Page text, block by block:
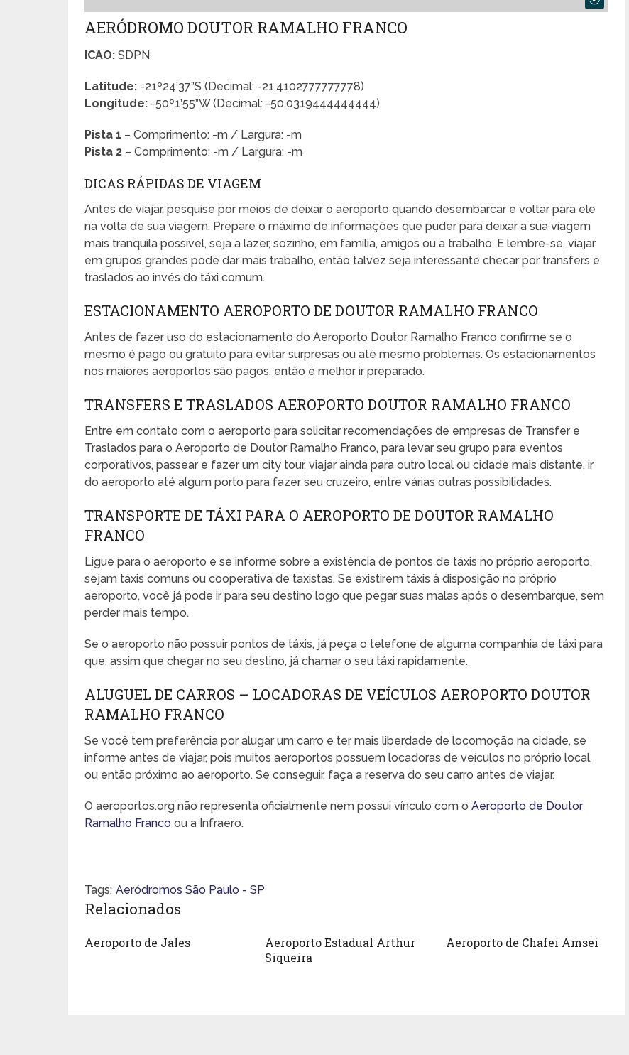
AERÓDROMO DOUTOR RAMALHO FRANCO
ICAO: SDPN
Latitude: -21º24’37”S (Decimal: -21.4102777777778)
Longitude: -50º1’55”W (Decimal: -50.0319444444444)
Pista 1 – Comprimento: -m / Largura: -m
Pista 2 – Comprimento: -m / Largura: -m
DICAS RÁPIDAS DE VIAGEM
Antes de viajar, pesquise por meios de deixar o aeroporto quando desembarcar e voltar para ele
na volta de sua viagem. Prepare o máximo de informações que puder para deixar a sua viagem
mais tranquila possível, seja a lazer, sozinho, em família, amigos ou a trabalho. E lembre-se, viajar
em grupos grandes pode dar mais trabalho, então talvez seja interessante checar por transfers e
traslados ao invés do táxi comum.
ESTACIONAMENTO AEROPORTO DE DOUTOR RAMALHO FRANCO
Antes de fazer uso do estacionamento do Aeroporto Doutor Ramalho Franco confirme se o
mesmo é pago ou gratuito para evitar surpresas ou até mesmo problemas. Os estacionamentos
nos maiores aeroportos são pagos, então é melhor ir preparado.
TRANSFERS E TRASLADOS AEROPORTO DOUTOR RAMALHO FRANCO
Entre em contato com o aeroporto para solicitar recomendações de empresas de Transfer e
Traslados para o Aeroporto de Doutor Ramalho Franco, para levar seu grupo para eventos
corporativos, passear e fazer um city tour, viajar ainda para outro local ou cidade mais distante, ir
do aeroporto até algum porto para fazer seu cruzeiro, entre várias outras possibilidades.
TRANSPORTE DE TÁXI PARA O AEROPORTO DE DOUTOR RAMALHO
FRANCO
Ligue para o aeroporto e se informe sobre a existência de pontos de táxis no próprio aeroporto,
sejam táxis comuns ou cooperativa de taxistas. Se existirem táxis à disposição no próprio
aeroporto, você já pode ir para seu destino logo que pegar suas malas após o desembarque, sem
perder mais tempo.
Se o aeroporto não possuir pontos de táxis, já peça o telefone de alguma companhia de táxi para
que, assim que chegar no seu destino, já chamar o seu táxi rapidamente.
ALUGUEL DE CARROS – LOCADORAS DE VEÍCULOS AEROPORTO DOUTOR
RAMALHO FRANCO
Se você tem preferência por alugar um carro e ter mais liberdade de locomoção na cidade, se
informe antes de viajar, pois muitos aeroportos possuem locadoras de veículos no próprio local,
ou então próximo ao aeroporto. Se conseguir, faça a reserva do seu carro antes de viajar.
O aeroportos.org não representa oficialmente nem possui vínculo com oAeroporto de Doutor
Ramalho Franco ou a Infraero.
Tags: Aeródromos São Paulo - SP
Relacionados
Aeroporto de Jales
Aeroporto Estadual Arthur
Siqueira
Aeroporto de Chafei Amsei